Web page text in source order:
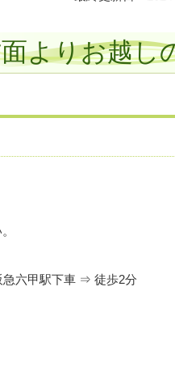
よりお越し
急六甲駅下車 ⇒ 徒歩2分